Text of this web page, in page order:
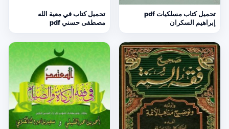
تحميل كتاب مسلكيات pdf
إبراهيم السكران
تحميل كتاب في معية الله
مصطفى حسني pdf